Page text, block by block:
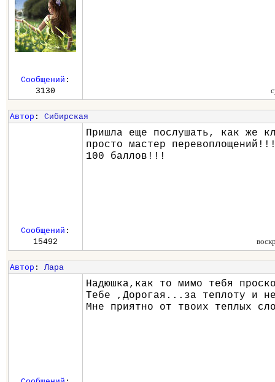
Сообщений :
3130
Автор : Сибирская
Пришла еще послушать, как же
просто мастер
100 баллов!!!
Сообщений :
15492
Автор : Лара
Надюшка,как то мимо тебя
Тебе ,Дорогая...за теплоту и
Мне приятно от твоих теплых